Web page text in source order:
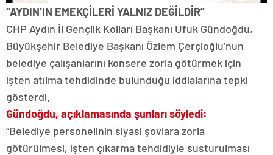
“AYDIN’IN EMEKÇİLERİ YALNIZ DEĞİLDİR”
CHP Aydın İl Gençlik Kolları Başkanı Ufuk Gündoğdu,
Büyükşehir Belediye Başkanı Özlem Çerçioğlu’nun
belediye çalışanlarını konsere zorla götürmek için
işten atılma tehdidinde bulunduğu iddialarına tepki
gösterdi.
Gündoğdu, açıklamasında şunları söyledi:
“Belediye personelinin siyasi şovlara zorla
götürülmesi, işten çıkarma tehdidiyle susturulması